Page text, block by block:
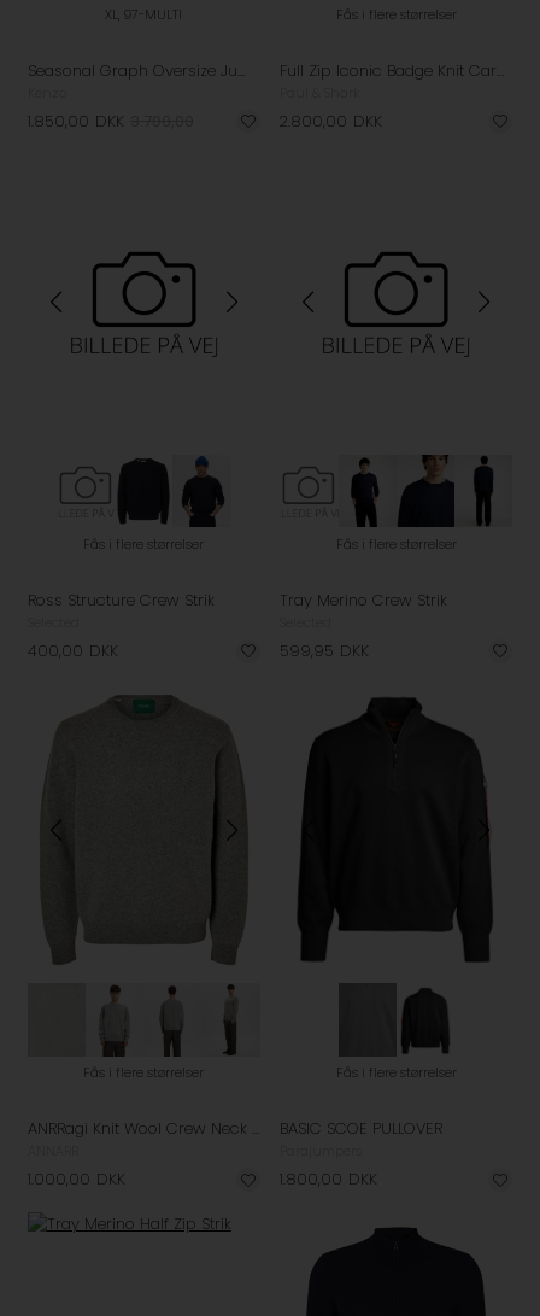
XL, 97-MULTI
Seasonal Graph Oversize Jumper - Men
1.850,00 DKK
Fås i flere størrelser
Full Zip Iconic Badge Knit Cardigan
2.800,00 DKK
Fås i flere størrelser
Ross Structure Crew Strik
400,00 DKK
Fås i flere størrelser
Tray Merino Crew Strik
599,95 DKK
Fås i flere størrelser
ANRRagi Knit Wool Crew Neck Strik
1.000,00 DKK
Fås i flere størrelser
BASIC SCOE PULLOVER
1.800,00 DKK